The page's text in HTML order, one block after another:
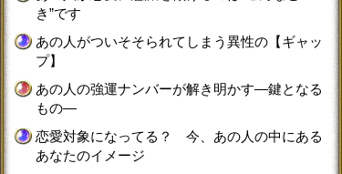
き”です
あの人がついそそられてしまう異性の【ギャッ
プ】
あの人の強運ナンバーが解き明かす―鍵となる
もの―
恋愛対象になってる？ 今、あの人の中にある
あなたのイメージ